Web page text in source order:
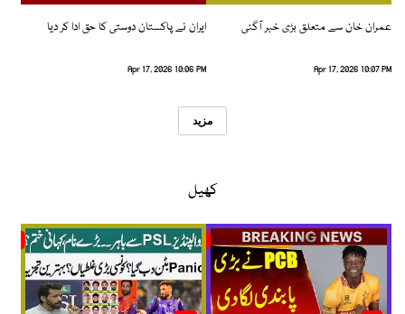
عمران خان سے متعلق بڑی خبر آگئی
Apr 17, 2026 10:07 PM
ایران نے پاکستان دوستی کا حق ادا کر دیا
Apr 17, 2026 10:06 PM
مزید
کھیل